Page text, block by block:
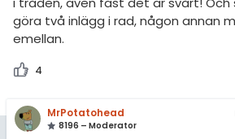
göra två inlägg i rad, någon annan
emellan.
4
MrPotatohead
8196 – Moderator